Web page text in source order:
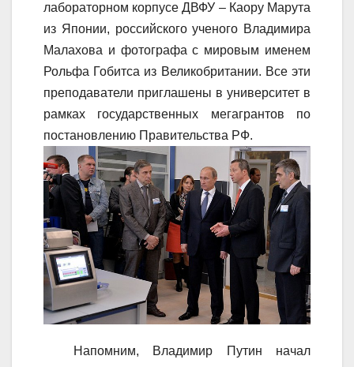
лабораторном корпусе ДВФУ – Каору Марута
из Японии, российского ученого Владимира
Малахова и фотографа с мировым именем
Рольфа Гобитса из Великобритании. Все эти
преподаватели приглашены в университет в
рамках государственных мегагрантов по
постановлению Правительства РФ.
Напомним, Владимир Путин начал